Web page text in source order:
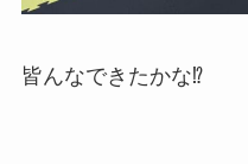
皆んなできたかな⁉︎